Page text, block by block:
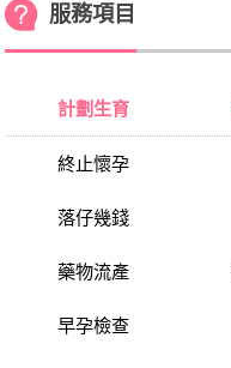
服務項目
計劃生育
終止懷孕
落仔幾錢
藥物流產
早孕檢查